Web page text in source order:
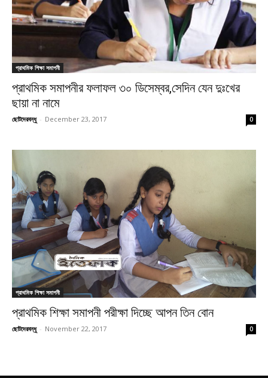
প্রাথমিক শিক্ষা সমাপনী
প্রাথমিক সমাপনীর ফলাফল ৩০ ডিসেম্বর,সেদিন যেন দুঃখের
ছায়া না নামে
ছোটদেরবন্ধু - December 23, 2017 0
প্রাথমিক শিক্ষা সমাপনী
প্রাথমিক শিক্ষা সমাপনী পরীক্ষা দিচ্ছে আপন তিন বোন
ছোটদেরবন্ধু - November 22, 2017 0